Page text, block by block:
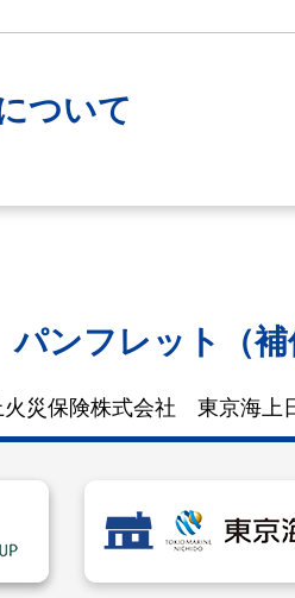
ついて
パンフレット（補
火災保険株式会社 東京海上